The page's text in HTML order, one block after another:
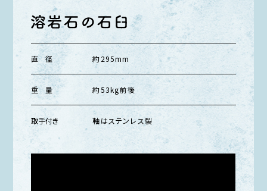
直 径 約295mm
重 量 約53kg前後
取手付き 軸はステンレス製